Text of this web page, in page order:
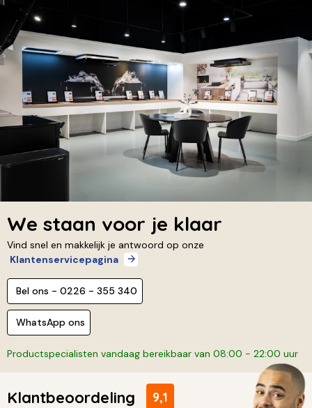
We staan voor je klaar
Vind snel en makkelijk je antwoord op onze
Klantenservicepagina
Bel ons - 0226 - 355 340
WhatsApp ons
Productspecialisten vandaag bereikbaar van 08:00 - 22:00 uur
Klantbeoordeling 9,1